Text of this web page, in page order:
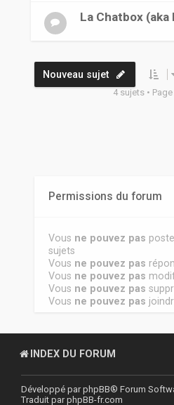
La Chatbox (aka
Nouveau sujet
4 sujets • Page
Permissions du forum
Vous ne pouvez pas
sujets
Vous ne pouvez pas
Vous ne pouvez pas
Vous ne pouvez pas
Vous ne pouvez pas
INDEX DU FORUM
Développé parphpBB® Forum
Traduit parphpBB-fr.com